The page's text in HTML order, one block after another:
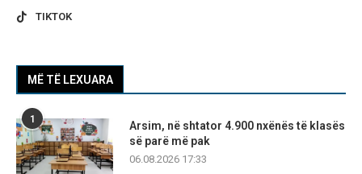
TIKTOK
MË TË LEXUARA
1
Arsim, në shtator 4.900 nxënës të klasës
së parë më pak
06.08.2026 17:33